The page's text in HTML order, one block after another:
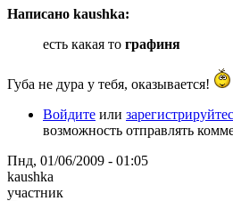
Написано kaushka:
есть какая то графиня
Губа не дура у тебя, оказывается!
Войдите или
возможность отправлять
Пнд, 01/06/2009 - 01:05
kaushka
участник